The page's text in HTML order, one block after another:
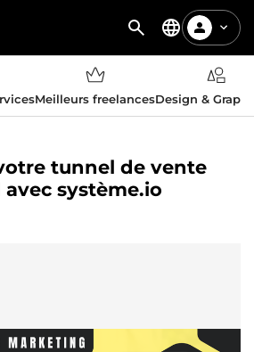
Meilleurs freelancesDesign &
tunnel de vente
système.io